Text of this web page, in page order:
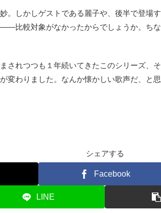
。しかしゲストである麗子や、後半で登場
比較対象がなかったからでしょうか。ち
されつつも１年続いてきたこのシリーズ、
変わりました。なんか懐かしい歌声だ、と
シェアする
Facebook
LINE